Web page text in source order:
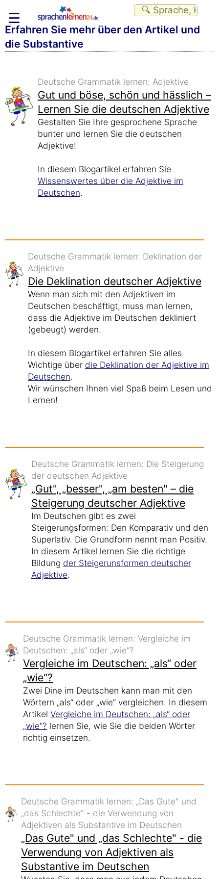
☰
Erfahren Sie mehr über den Artikel und
die Substantive
Deutsche Grammatik lernen: Adjektive
Gut und böse, schön und hässlich –
Lernen Sie die deutschen Adjektive
Gestalten Sie Ihre gesprochene Sprache
bunter und lernen Sie die deutschen
Adjektive!
In diesem Blogartikel erfahren Sie
Wissenswertes über die Adjektive im
Deutschen.
Deutsche Grammatik lernen: Deklination der
Adjektive
Die Deklination deutscher Adjektive
Wenn man sich mit den Adjektiven im
Deutschen beschäftigt, muss man lernen,
dass die Adjektive im Deutschen dekliniert
(gebeugt) werden.
In diesem Blogartikel erfahren Sie alles
Wichtige über die Deklination der Adjektive im
Deutschen.
Wir wünschen Ihnen viel Spaß beim Lesen und
Lernen!
Deutsche Grammatik lernen: Die Steigerung
der deutschen Adjektive
„Gut", „besser", „am besten" – die
Steigerung deutscher Adjektive
Im Deutschen gibt es zwei
Steigerungsformen: Den Komparativ und den
Superlativ. Die Grundform nennt man Positiv.
In diesem Artikel lernen Sie die richtige
Bildung der Steigerunsformen deutscher
Adjektive.
Deutsche Grammatik lernen: Vergleiche im
Deutschen: „als“ oder „wie“?
Vergleiche im Deutschen: „als“ oder
„wie“?
Zwei Dine im Deutschen kann man mit den
Wörtern „als“ oder „wie“ vergleichen. In diesem
Artikel Vergleiche im Deutschen: „als“ oder
„wie“? lernen Sie, wie Sie die beiden Wörter
richtig einsetzen.
Deutsche Grammatik lernen: „Das Gute" und
„das Schlechte" - die Verwendung von
Adjektiven als Substantive im Deutschen
„Das Gute" und „das Schlechte" - die
Verwendung von Adjektiven als
Substantive im Deutschen